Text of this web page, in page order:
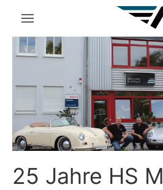
25 Jahre HS